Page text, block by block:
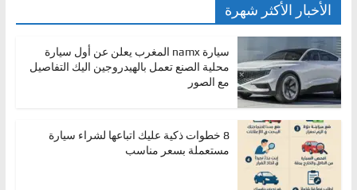
الأخبار الأكثر شهرة
سيارة namx المغرب يعلن عن أول سيارة
محلية الصنع تعمل بالهيدروجين اليك التفاصيل
مع الصور
8 خطوات ذكية عليك اتباعها لشراء سيارة
مستعملة بسعر مناسب